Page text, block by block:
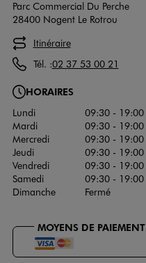
Parc Commercial Du Perche
28400 Nogent Le Rotrou
Itinéraire
Tél. :02 37 53 00 21
HORAIRES
Lundi
09:30 - 19:00
Mardi
09:30 - 19:00
Mercredi
09:30 - 19:00
Jeudi
09:30 - 19:00
Vendredi
09:30 - 19:00
Samedi
09:30 - 19:00
Dimanche
Fermé
MOYENS DE PAIEMENT